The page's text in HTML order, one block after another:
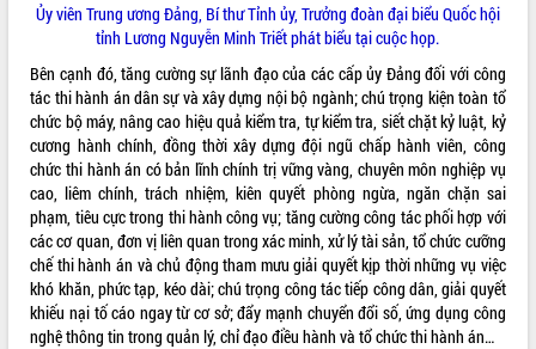
về phát triển nuôi trồng thủy sản
Phó Chủ tịch UBND tỉnh Đắk Lắk
Trương Công Thái kiểm tra thực địa
Dự án cao tốc Khánh Hòa - Buôn Ma
Thuột
Định vị cà phê Việt Nam như một “di
sản sống” trong dòng chảy toàn cầu
Xây dựng nông thôn mới: Nâng cao đời
sống người dân từ những mô hình thiết
thực
Quyết liệt tháo gỡ vướng mắc, đẩy
nhanh tiến độ các dự án trọng điểm
trong Khu kinh tế Nam Phú Yên
Ủy viên Trung ương Đảng, Bí thư Tỉnh ủy, Trưởng đoàn đại biểu Quốc hội
tỉnh Lương Nguyễn Minh Triết phát biểu tại cuộc họp.
Bên cạnh đó, tăng cường sự lãnh đạo của các cấp ủy Đảng đối với công
tác thi hành án dân sự và xây dựng nội bộ ngành; chú trọng kiện toàn tổ
chức bộ máy, nâng cao hiệu quả kiểm tra, tự kiểm tra, siết chặt kỷ luật, kỷ
cương hành chính, đồng thời xây dựng đội ngũ chấp hành viên, công
chức thi hành án có bản lĩnh chính trị vững vàng, chuyên môn nghiệp vụ
cao, liêm chính, trách nhiệm, kiên quyết phòng ngừa, ngăn chặn sai
phạm, tiêu cực trong thi hành công vụ; tăng cường công tác phối hợp với
các cơ quan, đơn vị liên quan trong xác minh, xử lý tài sản, tổ chức cưỡng
chế thi hành án và chủ động tham mưu giải quyết kịp thời những vụ việc
khó khăn, phức tạp, kéo dài; chú trọng công tác tiếp công dân, giải quyết
khiếu nại tố cáo ngay từ cơ sở; đẩy mạnh chuyển đổi số, ứng dụng công
nghệ thông tin trong quản lý, chỉ đạo điều hành và tổ chức thi hành án…